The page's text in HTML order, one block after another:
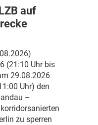
auf
(21:10 Uhr bis
29.08.2026
Uhr) den
–
zu sperren